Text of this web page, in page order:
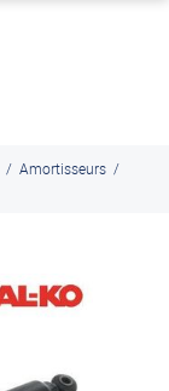
/ Amortisseurs /